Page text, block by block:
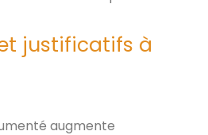
justificatifs à
augmente